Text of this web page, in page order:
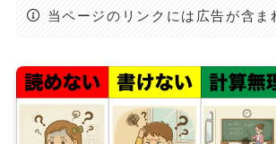
当ページのリンクには広告が含ま